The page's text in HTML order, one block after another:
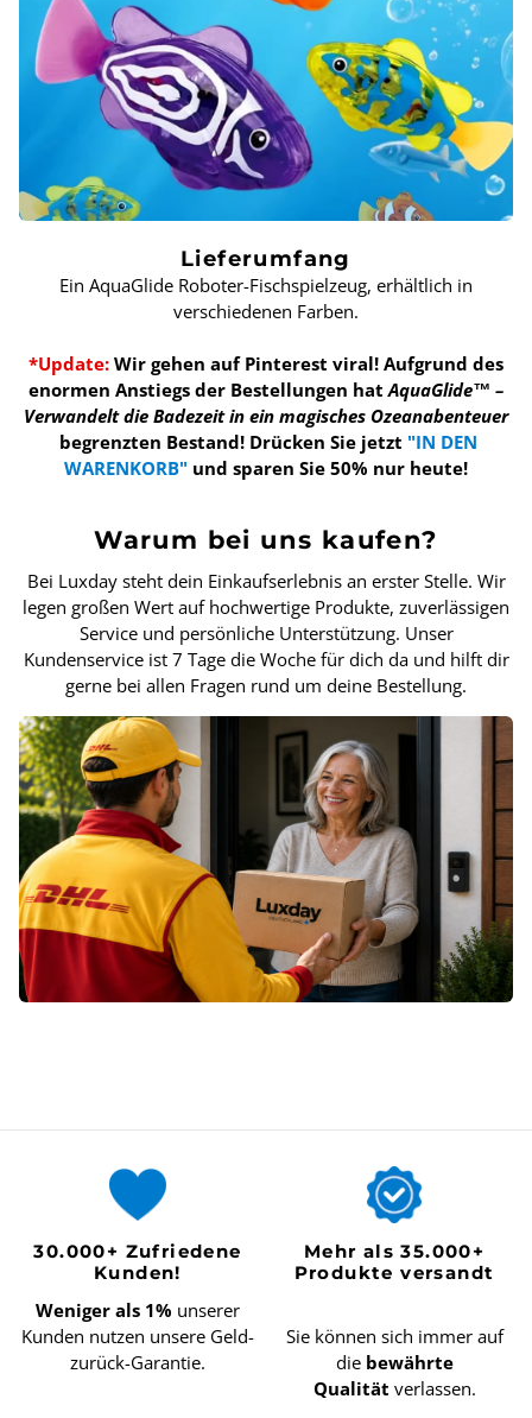
Lieferumfang
Ein AquaGlide Roboter-Fischspielzeug, erhältlich in
verschiedenen Farben.
*Update: Wir gehen auf Pinterest viral! Aufgrund des
enormen Anstiegs der Bestellungen hatAquaGlide™ –
Verwandelt die Badezeit in ein magisches Ozeanabenteuer
begrenzten Bestand! Drücken Sie jetzt "IN DEN
WARENKORB" und sparen Sie 50% nur heute!
Warum bei uns kaufen?
Bei Luxday steht dein Einkaufserlebnis an erster Stelle. Wir
legen großen Wert auf hochwertige Produkte, zuverlässigen
Service und persönliche Unterstützung. Unser
Kundenservice ist 7 Tage die Woche für dich da und hilft dir
gerne bei allen Fragen rund um deine Bestellung.
30.000+ Zufriedene
Kunden!
Weniger als 1% unserer
Kunden nutzen unsere Geld-
zurück-Garantie.
Mehr als 35.000+
Produkte versandt
Sie können sich immer auf
die bewährte
Qualität verlassen.